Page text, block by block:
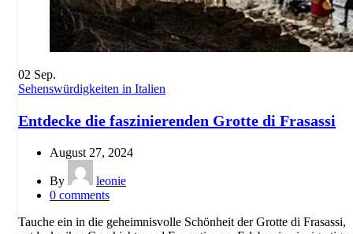
02 Sep.
Sehenswürdigkeiten in Italien
Entdecke die faszinierenden Grotte di Frasassi
August 27, 2024
By
leonie
0 comments
Tauche ein in die geheimnisvolle Schönheit der Grotte di Frasassi,